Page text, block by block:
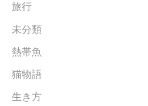
旅行
未分類
熱帯魚
猫物語
生き方